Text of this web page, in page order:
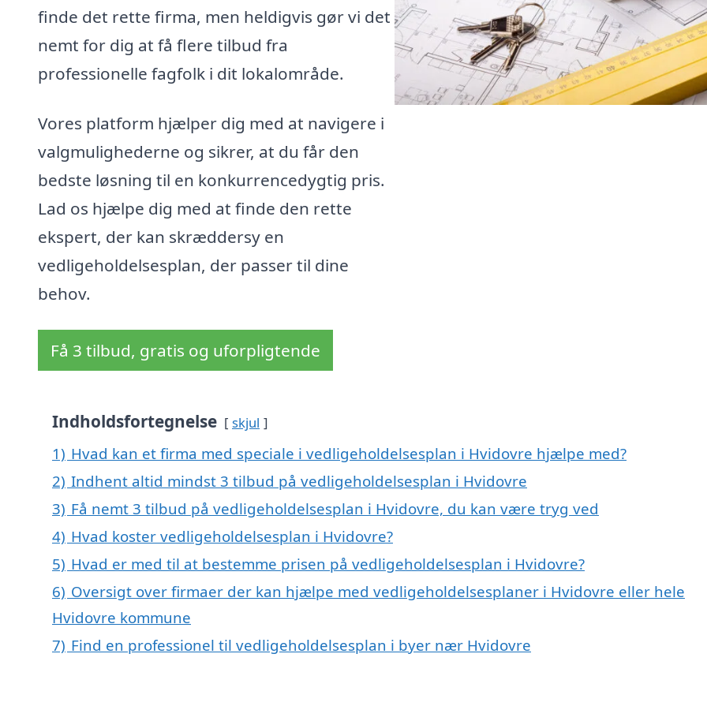
finde det rette firma, men heldigvis gør vi det
nemt for dig at få flere tilbud fra
professionelle fagfolk i dit lokalområde.
Vores platform hjælper dig med at navigere i
valgmulighederne og sikrer, at du får den
bedste løsning til en konkurrencedygtig pris.
Lad os hjælpe dig med at finde den rette
ekspert, der kan skræddersy en
vedligeholdelsesplan, der passer til dine
behov.
Få 3 tilbud, gratis og uforpligtende
Indholdsfortegnelse skjul
1) Hvad kan et firma med speciale i vedligeholdelsesplan i Hvidovre hjælpe med?
2) Indhent altid mindst 3 tilbud på vedligeholdelsesplan i Hvidovre
3) Få nemt 3 tilbud på vedligeholdelsesplan i Hvidovre, du kan være tryg ved
4) Hvad koster vedligeholdelsesplan i Hvidovre?
5) Hvad er med til at bestemme prisen på vedligeholdelsesplan i Hvidovre?
6) Oversigt over firmaer der kan hjælpe med vedligeholdelsesplaner i Hvidovre eller hele
Hvidovre kommune
7) Find en professionel til vedligeholdelsesplan i byer nær Hvidovre